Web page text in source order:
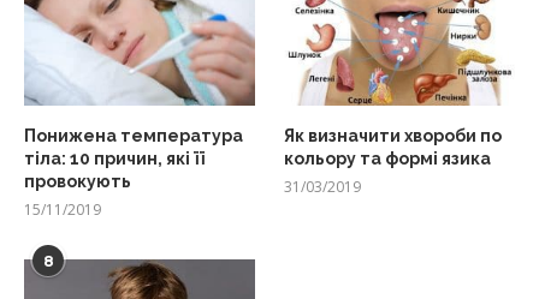
Понижена температура
тіла: 10 причин, які її
провокують
15/11/2019
Як визначити хвороби по
кольору та формі язика
31/03/2019
8